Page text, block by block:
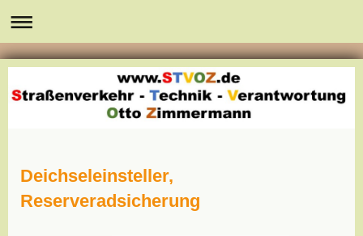
Deichseleinsteller,
Reserveradsicherung